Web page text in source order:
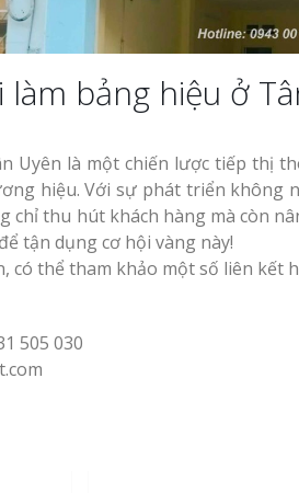
bảng hiệu ở
Uyên là một chiến lược tiếp thị
hiệu. Với sự phát triển không
chỉ thu hút khách hàng mà còn
tận dụng cơ hội vàng này!
có thể tham khảo một số liên kết
505 030